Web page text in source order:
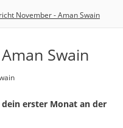
November - Aman Swain
Swain
erster Monat an der